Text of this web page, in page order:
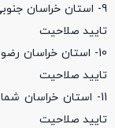
تایید صلاحیت
تایید صلاحیت
تایید صلاحیت